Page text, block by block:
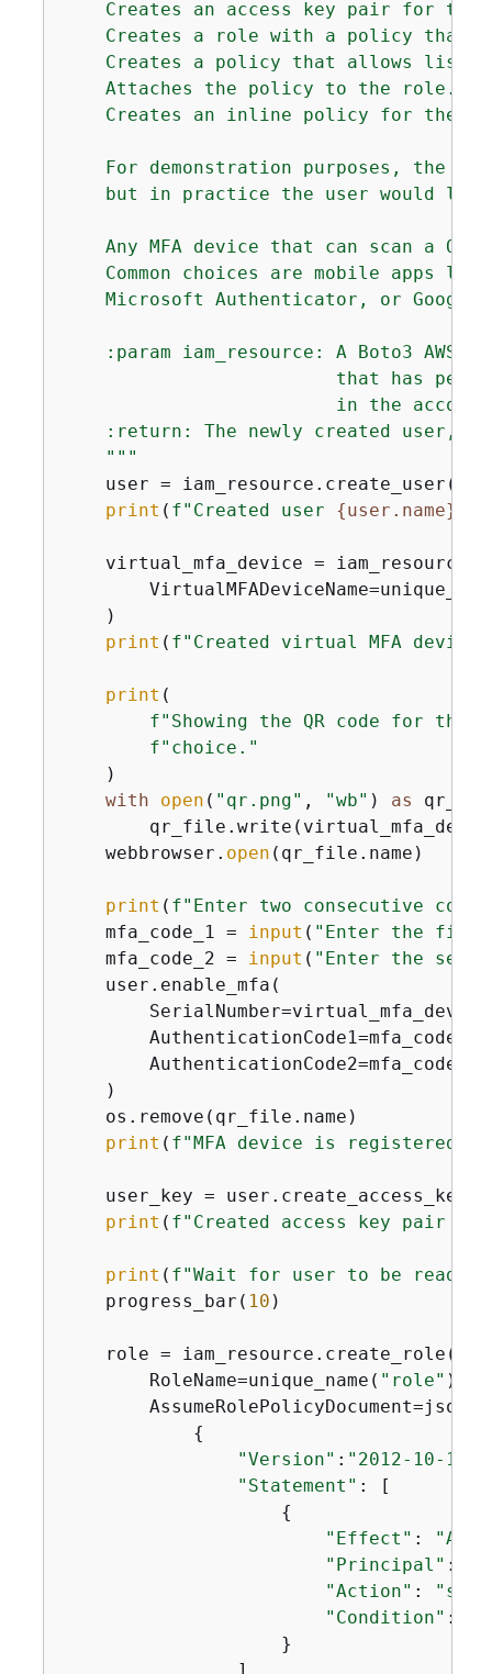
Creates an access key pair for the
Creates a role with a policy that
Creates a policy that allows
    Attaches the policy to the role.
Creates an inline policy for the
For demonstration purposes, the
but in practice the user would
Any MFA device that can scan a QR
Common choices are mobile apps
Microsoft Authenticator, or Google
:param iam_resource: A Boto3 AWS
that has
in the
:return: The newly created user,
    """
user =
print ( f"Created user {user.name}
virtual_mfa_device =
    )
print ( f"Created virtual MFA device
print (
f"Showing the QR code for the
f"choice."
    )
with
open ( "qr.png" , "wb" ) as
    webbrowser.
open (qr_file.name)
print ( f"Enter two consecutive code
    mfa_code_1 =
input ( "Enter the first
    mfa_code_2 =
input ( "Enter the
    user.enable_mfa(
        AuthenticationCode1=mfa_code_1,
        AuthenticationCode2=mfa_code_2,
    )
    os.remove(qr_file.name)
print ( f"MFA device is registered
user_key =
print ( f"Created access key pair
print ( f"Wait for user to be ready."
    progress_bar(
10 )
    role = iam_resource.create_role(
        RoleName=unique_name(
"role" ),
{
"Version" : "2012-10-17"
"Statement" : [
{
"Effect" :
"Principal" :
"Action" :
"Condition" :
                    }